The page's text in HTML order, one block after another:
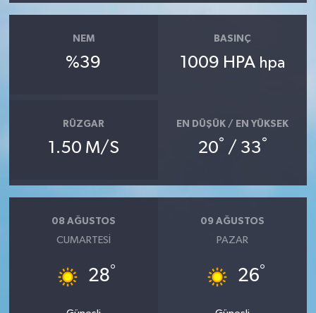
NEM
%39
BASINÇ
1009 HPA hpa
RÜZGAR
1.50 M/S
EN DÜŞÜK / EN YÜKSEK
20° / 33°
08 AĞUSTOS
CUMARTESI
28°
09 AĞUSTOS
PAZAR
26°